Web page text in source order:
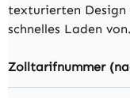
texturierten
schnelles Laden
Zolltarifnummer